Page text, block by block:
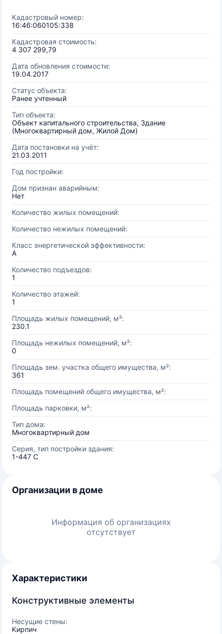
Кадастровый номер:
16:46:060105:338
Кадастровая стоимость:
4 307 299,79
Дата обновления стоимости:
19.04.2017
Статус объекта:
Ранее учтенный
Тип объекта:
Объект капитального строительства, Здание
(Многоквартирный дом, Жилой Дом)
Дата постановки на учёт:
21.03.2011
Год постройки:
Дом признан аварийным:
Нет
Количество жилых помещений:
Количество нежилых помещений:
Класс энергетической эффективности:
A
Количество подъездов:
1
Количество этажей:
1
Площадь жилых помещений, м²:
230.1
Площадь нежилых помещений, м²:
0
Площадь зем. участка общего имущества, м²:
361
Площадь помещений общего имущества, м²:
Площадь парковки, м²:
Тип дома:
Многоквартирный дом
Серия, тип постройки здания:
1-447 С
Организации в доме
Информация об организациях
отсутствует
Характеристики
Конструктивные элементы
Несущие стены:
Кирпич